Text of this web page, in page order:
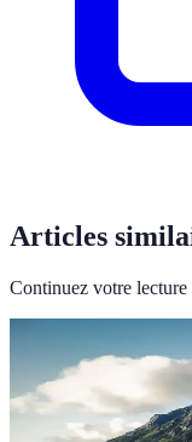
Articles
Continuez votre lecture